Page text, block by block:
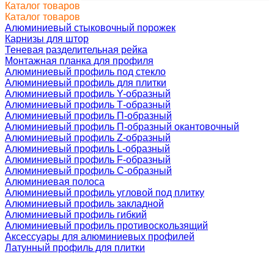
Каталог товаров
Каталог товаров
Алюминиевый стыковочный порожек
Карнизы для штор
Теневая разделительная рейка
Монтажная планка для профиля
Алюминиевый профиль под стекло
Алюминиевый профиль для плитки
Алюминиевый профиль Y-образный
Алюминиевый профиль Т-образный
Алюминиевый профиль П-образный
Алюминиевый профиль П-образный окантовочный
Алюминиевый профиль Z-образный
Алюминиевый профиль L-образный
Алюминиевый профиль F-образный
Алюминиевый профиль C-образный
Алюминиевая полоса
Алюминиевый профиль угловой под плитку
Алюминиевый профиль закладной
Алюминиевый профиль гибкий
Алюминиевый профиль противоскользящий
Аксессуары для алюминиевых профилей
Латунный профиль для плитки